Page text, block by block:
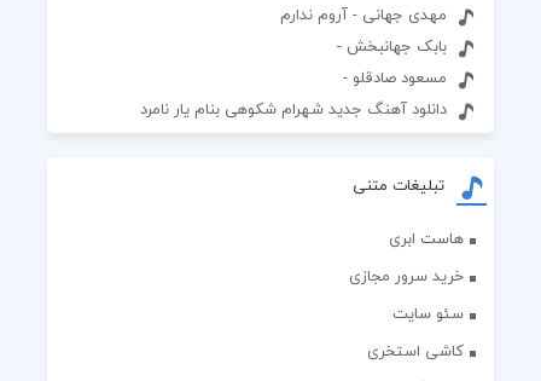
مهدی جهانی - آروم ندارم
بابک جهانبخش -
مسعود صادقلو -
دانلود آهنگ جدید شهرام شکوهی بنام یار نامرد
تبلیغات متنی
هاست ابری
خرید سرور مجازی
سئو سایت
کاشی استخری